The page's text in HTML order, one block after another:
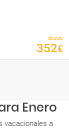
desde
352€
Enero
vacacionales a